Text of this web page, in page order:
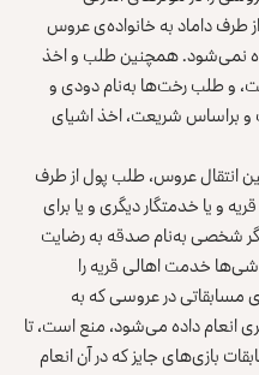
طرف داماد به خانواده‌ی عروس
نمی‌شود. همچنین طلب و اخذ
و طلب رخت‌ها به‌نام دودی و
و براساس شریعت، اخذ اشیای
انتقال عروس، طلب پول از طرف
و یا خدمتگار دیگری و یا برای
اگر شخصی به‌نام صدقه به رضایت
خدمت اهالی قریه را
مسابقاتی در عروسی که به
انعام داده می‌شود، منع است، تا
بازی‌های جایز که در آن انعام